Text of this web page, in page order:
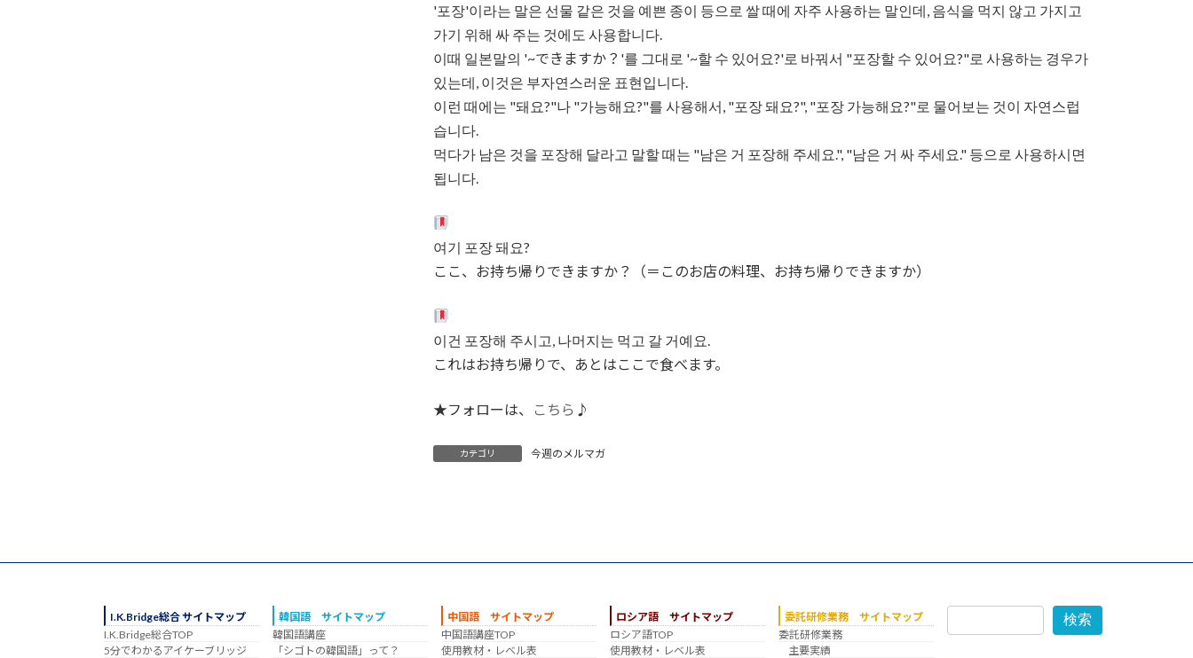
'포장'이라는 말은 선물 같은 것을 예쁜 종이 등으로 쌀 때에 자주 사용하는 말인데, 음식을 먹지 않고 가지고
가기 위해 싸 주는 것에도 사용합니다.
이때 일본말의 '~できますか？'를 그대로 '~할 수 있어요?'로 바꿔서 "포장할 수 있어요?"로 사용하는 경우가
있는데, 이것은 부자연스러운 표현입니다.
이런 때에는 "돼요?"나 "가능해요?"를 사용해서, "포장 돼요?", "포장 가능해요?"로 물어보는 것이 자연스럽
습니다.
먹다가 남은 것을 포장해 달라고 말할 때는 "남은 거 포장해 주세요.", "남은 거 싸 주세요." 등으로 사용하시면
됩니다.
여기 포장 돼요?
ここ、お持ち帰りできますか？（＝このお店の料理、お持ち帰りできますか）
이건 포장해 주시고, 나머지는 먹고 갈 거예요.
これはお持ち帰りで、あとはここで食べます。
★フォローは、 こちら ♪
カテゴリ 今週のメルマガ
I.K.Bridge総合 サイトマップ
I.K.Bridge総合TOP
5分でわかるアイケーブリッジ
韓国語 サイトマップ
韓国語講座
「シゴトの韓国語」って？
中国語 サイトマップ
中国語講座TOP
使用教材・レベル表
ロシア語 サイトマップ
ロシア語TOP
使用教材・レベル表
委託研修業務 サイトマップ
委託研修業務
主要実績
検索